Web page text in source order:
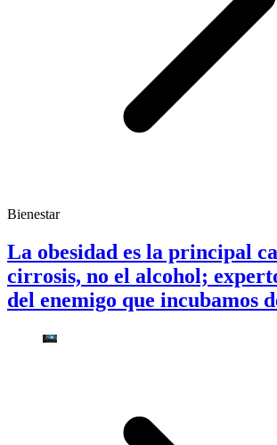
Bienestar
La obesidad es la principal
cirrosis, no el alcohol;
del enemigo que incubamos